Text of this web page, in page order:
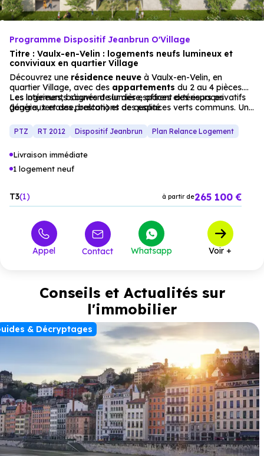
Programme Dispositif Jeanbrun O'Village
Titre : Vaulx-en-Velin : logements neufs lumineux et
conviviaux en quartier Village
Découvrez une résidence neuve à Vaulx-en-Velin, en
quartier Village, avec des appartements du 2 au 4 pièces.
Les intérieurs, baignés de lumière, offrent des espaces
généreux et des prestations de qualité.
Les logements s’ouvrent sur des espaces extérieurs privatifs
(loggia, terrasse, balcon) et des espaces verts communs. Un
résidence principale, dans uncadre résidentielet verdoyant.
Lesappartementsneufsde ce programme allient
équipements haut de gamme et espaces extérieurs privatifs.
La localisation en quartier Village est parfaite pour les familles
PTZ RT 2012 Dispositif Jeanbrun Plan Relance Logement
Livraison immédiate
1 logement neuf
T3 1 à partir de265 100 €
Appel Contact Whatsapp Voir +
Conseils et Actualités sur
l'immobilier
& Décryptages